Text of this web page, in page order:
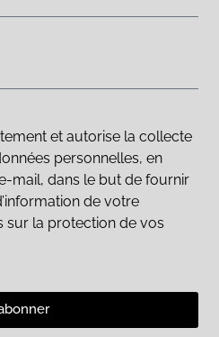
et autorise la collecte
personnelles, en
mail, dans le but de fournir
de votre
sur la protection de vos